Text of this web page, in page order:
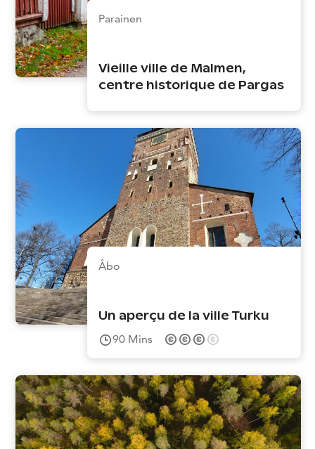
Parainen
Vieille ville de Malmen,
centre historique de Pargas
Åbo
Un aperçu de la ville Turku
90 Mins